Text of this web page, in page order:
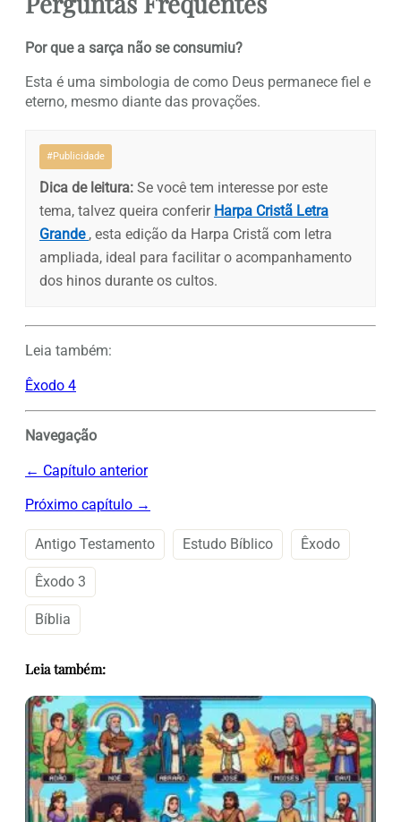
Por que a sarça não se consumiu?
Esta é uma simbologia de como Deus permanece fiel e
eterno, mesmo diante das provações.
#Publicidade
Dica de leitura: Se você tem interesse por este
tema, talvez queira conferir Harpa Cristã Letra
Grande , esta edição da Harpa Cristã com letra
ampliada, ideal para facilitar o acompanhamento
dos hinos durante os cultos.
Leia também:
Êxodo 4
Navegação
← Capítulo anterior
Próximo capítulo →
Antigo Testamento Estudo Bíblico Êxodo
Êxodo 3
Bíblia
Leia também: